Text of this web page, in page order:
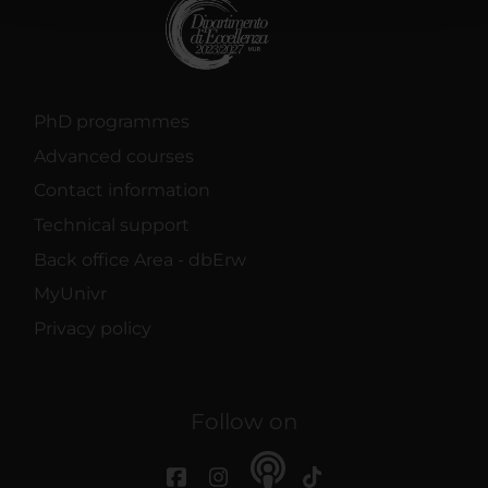
con altre informazioni che hai fornito loro o che hanno
raccolto dal tuo utilizzo dei loro servizi.
PhD programmes
Advanced courses
Contact information
Technical support
Back office Area - dbErw
MyUnivr
Privacy policy
Follow on